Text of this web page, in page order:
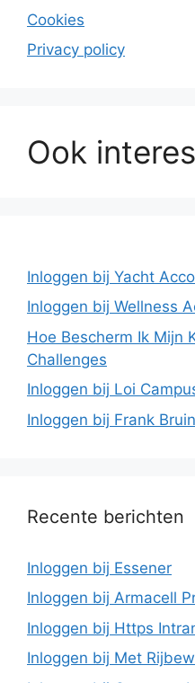
Cookies
Privacy policy
Ook
Inloggen bij Yacht
Inloggen bij Wellness
Hoe Bescherm Ik Mijn
Challenges
Inloggen bij Loi
Inloggen bij Frank
Recente berichten
Inloggen bij Essener
Inloggen bij Armacell
Inloggen bij Https
Inloggen bij Met